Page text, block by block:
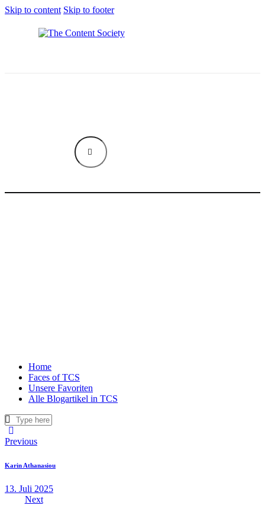
Skip to content Skip to footer
Home
Faces of TCS
Unsere Favoriten
Alle Blogartikel in TCS
Beitragsnavigation
Previous
Karin Athanasiou
13. Juli 2025
Next